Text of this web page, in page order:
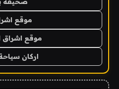
موقع
موقع اشراق
اركان